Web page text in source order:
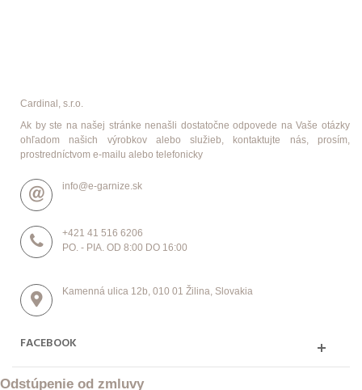
Cardinal, s.r.o.
Ak by ste na našej stránke nenašli dostatočne odpovede na Vaše otázky
ohľadom našich výrobkov alebo služieb, kontaktujte nás, prosím,
prostredníctvom e-mailu alebo telefonicky
info@e-garnize.sk
+421 41 516 6206
PO. - PIA. OD 8:00 DO 16:00
Kamenná ulica 12b, 010 01 Žilina, Slovakia
FACEBOOK
Odstúpenie od zmluvy